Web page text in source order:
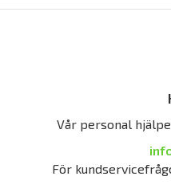
Vår personal
För